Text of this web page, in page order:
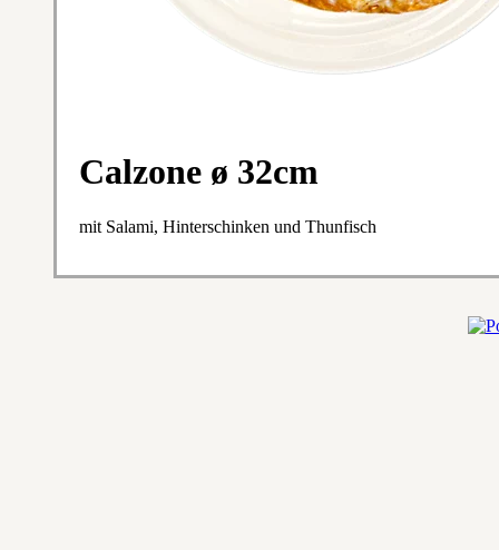
Calzone ø 32cm
mit Salami, Hinterschinken und Thunfisch